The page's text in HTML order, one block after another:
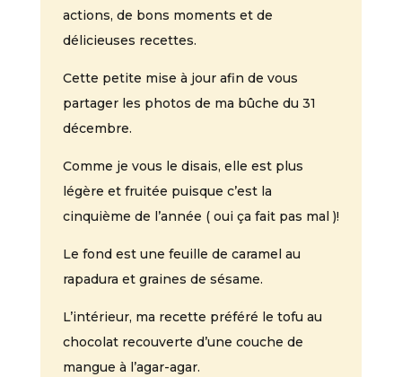
actions, de bons moments et de
délicieuses recettes.
Cette petite mise à jour afin de vous
partager les photos de ma bûche du 31
décembre.
Comme je vous le disais, elle est plus
légère et fruitée puisque c’est la
cinquième de l’année ( oui ça fait pas mal )!
Le fond est une feuille de caramel au
rapadura et graines de sésame.
L’intérieur, ma recette préféré le tofu au
chocolat recouverte d’une couche de
mangue à l’agar-agar.